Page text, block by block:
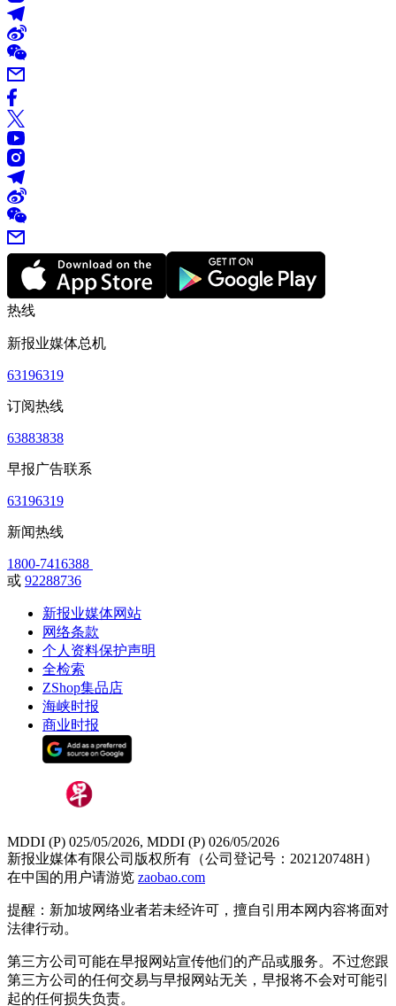
热线
新报业媒体总机
63196319
订阅热线
63883838
早报广告联系
63196319
新闻热线
1800-7416388
或 92288736
新报业媒体网站
网络条款
个人资料保护声明
全检索
ZShop集品店
海峡时报
商业时报
MDDI (P) 025/05/2026, MDDI (P) 026/05/2026
新报业媒体有限公司版权所有（公司登记号：202120748H）
在中国的用户请游览 zaobao.com
提醒：新加坡网络业者若未经许可，擅自引用本网内容将面对
法律行动。
第三方公司可能在早报网站宣传他们的产品或服务。不过您跟
第三方公司的任何交易与早报网站无关，早报将不会对可能引
起的任何损失负责。